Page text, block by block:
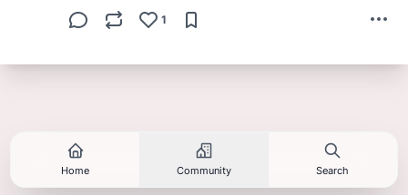
1
Home Community Search